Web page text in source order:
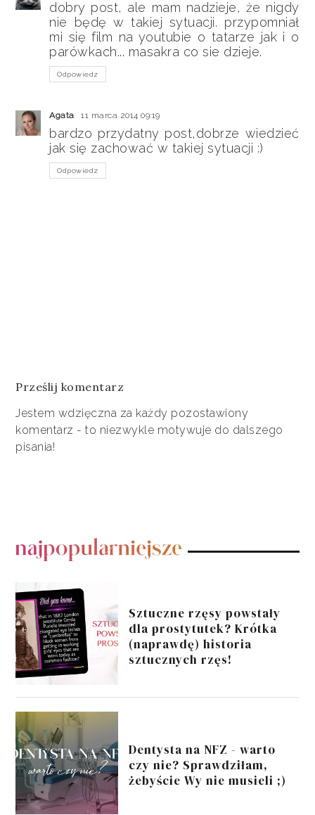
dobry post, ale mam nadzieje, że nigdy
nie będę w takiej sytuacji. przypomniał
mi się film na youtubie o tatarze jak i o
parówkach... masakra co sie dzieje.
Odpowiedz
Agata 11 marca 2014 09:19
bardzo przydatny post,dobrze wiedzieć
jak się zachować w takiej sytuacji :)
Odpowiedz
Prześlij komentarz
Jestem wdzięczna za każdy pozostawiony
komentarz - to niezwykle motywuje do dalszego
pisania!
POPULARNE POSTY
Sztuczne rzęsy powstały
dla prostytutek? Krótka
(naprawdę) historia
sztucznych rzęs!
Dentysta na NFZ - warto
czy nie? Sprawdziłam,
żebyście Wy nie musieli ;)